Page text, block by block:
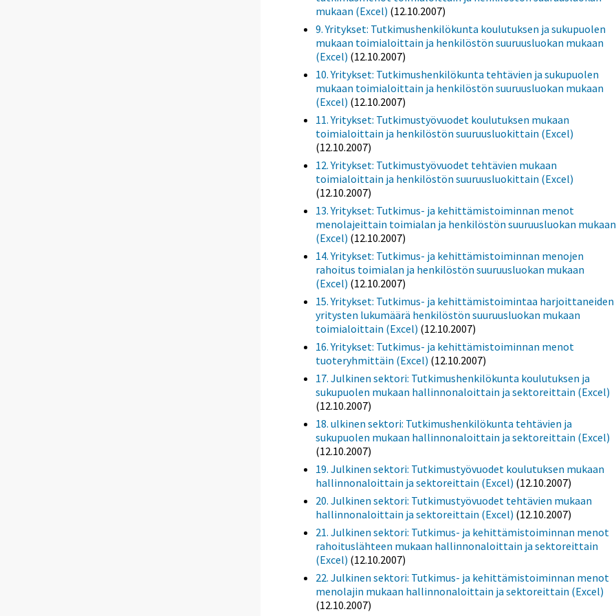
mukaan (Excel) (12.10.2007)
9. Yritykset: Tutkimushenkilökunta koulutuksen ja sukupuolen
mukaan toimialoittain ja henkilöstön suuruusluokan mukaan
(Excel) (12.10.2007)
10. Yritykset: Tutkimushenkilökunta tehtävien ja sukupuolen
mukaan toimialoittain ja henkilöstön suuruusluokan mukaan
(Excel) (12.10.2007)
11. Yritykset: Tutkimustyövuodet koulutuksen mukaan
toimialoittain ja henkilöstön suuruusluokittain (Excel)
(12.10.2007)
12. Yritykset: Tutkimustyövuodet tehtävien mukaan
toimialoittain ja henkilöstön suuruusluokittain (Excel)
(12.10.2007)
13. Yritykset: Tutkimus- ja kehittämistoiminnan menot
menolajeittain toimialan ja henkilöstön suuruusluokan mukaan
(Excel) (12.10.2007)
14. Yritykset: Tutkimus- ja kehittämistoiminnan menojen
rahoitus toimialan ja henkilöstön suuruusluokan mukaan
(Excel) (12.10.2007)
15. Yritykset: Tutkimus- ja kehittämistoimintaa harjoittaneiden
yritysten lukumäärä henkilöstön suuruusluokan mukaan
toimialoittain (Excel) (12.10.2007)
16. Yritykset: Tutkimus- ja kehittämistoiminnan menot
tuoteryhmittäin (Excel) (12.10.2007)
17. Julkinen sektori: Tutkimushenkilökunta koulutuksen ja
sukupuolen mukaan hallinnonaloittain ja sektoreittain (Excel)
(12.10.2007)
18. ulkinen sektori: Tutkimushenkilökunta tehtävien ja
sukupuolen mukaan hallinnonaloittain ja sektoreittain (Excel)
(12.10.2007)
19. Julkinen sektori: Tutkimustyövuodet koulutuksen mukaan
hallinnonaloittain ja sektoreittain (Excel) (12.10.2007)
20. Julkinen sektori: Tutkimustyövuodet tehtävien mukaan
hallinnonaloittain ja sektoreittain (Excel) (12.10.2007)
21. Julkinen sektori: Tutkimus- ja kehittämistoiminnan menot
rahoituslähteen mukaan hallinnonaloittain ja sektoreittain
(Excel) (12.10.2007)
22. Julkinen sektori: Tutkimus- ja kehittämistoiminnan menot
menolajin mukaan hallinnonaloittain ja sektoreittain (Excel)
(12.10.2007)